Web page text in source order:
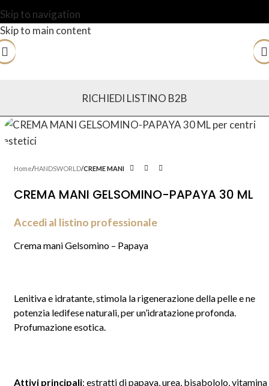
Skip to navigation
Skip to main content
RICHIEDI LISTINO B2B
Home HANDSWORLD CREME MANI
CREMA MANI GELSOMINO-PAPAYA 30 ML
Accedi al listino professionale
Crema mani Gelsomino – Papaya
Lenitiva e idratante, stimola la rigenerazione della pelle e ne
potenzia ledifese naturali, per un’idratazione profonda.
Profumazione esotica.
Attivi principali: estratti di papaya, urea, bisabololo, vitamina